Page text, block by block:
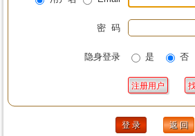
密 码
隐身登录 是 否